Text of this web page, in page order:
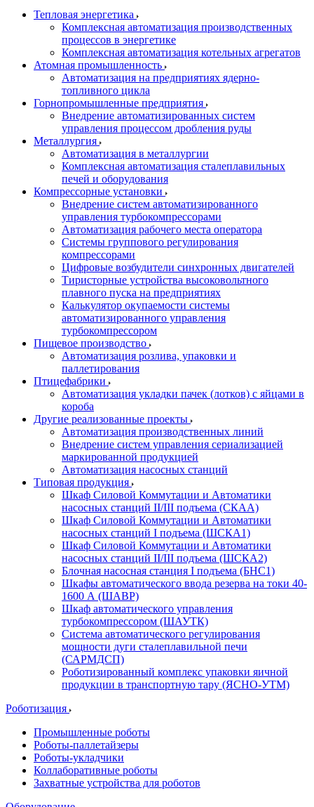
Тепловая энергетика
Комплексная автоматизация производственных
процессов в энергетике
Комплексная автоматизация котельных агрегатов
Атомная промышленность
Автоматизация на предприятиях ядерно-
топливного цикла
Горнопромышленные предприятия
Внедрение автоматизированных систем
управления процессом дробления руды
Металлургия
Автоматизация в металлургии
Комплексная автоматизация сталеплавильных
печей и оборудования
Компрессорные установки
Внедрение систем автоматизированного
управления турбокомпрессорами
Автоматизация рабочего места оператора
Системы группового регулирования
компрессорами
Цифровые возбудители синхронных двигателей
Тиристорные устройства высоковольтного
плавного пуска на предприятиях
Калькулятор окупаемости системы
автоматизированного управления
турбокомпрессором
Пищевое производство
Автоматизация розлива, упаковки и
паллетирования
Птицефабрики
Автоматизация укладки пачек (лотков) с яйцами в
короба
Другие реализованные проекты
Автоматизация производственных линий
Внедрение систем управления сериализацией
маркированной продукцией
Автоматизация насосных станций
Типовая продукция
Шкаф Силовой Коммутации и Автоматики
насосных станций II/III подъема (СКАА)
Шкаф Силовой Коммутации и Автоматики
насосных станций I подъема (ШСКА1)
Шкаф Силовой Коммутации и Автоматики
насосных станций II/III подъема (ШСКА2)
Блочная насосная станция I подъема (БНС1)
Шкафы автоматического ввода резерва на токи 40-
1600 А (ШАВР)
Шкаф автоматического управления
турбокомпрессором (ШАУТК)
Система автоматического регулирования
мощности дуги сталеплавильной печи
(САРМДСП)
Роботизированный комплекс упаковки яичной
продукции в транспортную тару (ЯСНО-УТМ)
Роботизация
Промышленные роботы
Роботы-паллетайзеры
Роботы-укладчики
Коллаборативные роботы
Захватные устройства для роботов